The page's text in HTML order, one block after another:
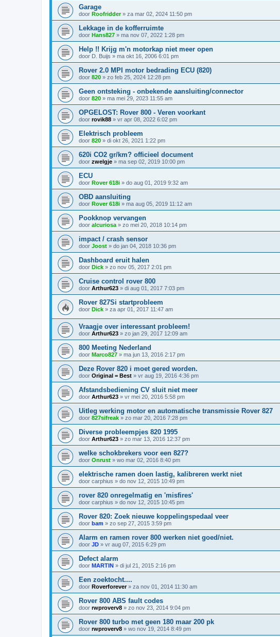
Garage
door Roofridder» za mar 02, 2024 11:50 pm
Lekkage in de kofferruimte
door Hans827 » ma nov 07, 2022 1:28 pm
Help !! Krijg m'n motorkap niet meer open
door D. Buijs » ma okt 16, 2006 6:01 pm
Rover 2.0 MPI motor bedrading ECU (820)
door 820 » zo feb 25, 2024 12:28 pm
Geen ontsteking - onbekende aansluiting/connector
door 820 » ma mei 29, 2023 11:55 am
OPGELOST: Rover 800 - Veren voorkant
door rovik88 » vr apr 08, 2022 6:02 pm
Elektrisch probleem
door 820 » di okt 26, 2021 1:22 pm
620i CO2 gr/km? officieel document
door zwelgje » ma sep 02, 2019 10:00 pm
ECU
door Rover 618i » do aug 01, 2019 9:32 am
OBD aansluiting
door Rover 618i » ma aug 05, 2019 11:12 am
Pookknop vervangen
door alcuriosa » zo mei 20, 2018 10:14 pm
impact / crash sensor
door Joost » do jan 04, 2018 10:36 pm
Dashboard eruit halen
door Dick » zo nov 05, 2017 2:01 pm
Cruise control rover 800
door Arthur623 » di aug 01, 2017 7:03 pm
Rover 827Si startprobleem
door Dick » za apr 01, 2017 11:47 am
Vraagje over interessant probleem!
door Arthur623 » zo jan 29, 2017 12:09 am
800 Meeting Nederland
door Marco827 » ma jun 13, 2016 2:17 pm
Deze Rover 820 i moet gered worden.
door Original = Best » vr aug 19, 2016 4:36 pm
Afstandsbediening CV sluit niet meer
door Arthur623 » vr mei 20, 2016 5:58 pm
Uitleg werking motor en automatische transmissie Rover 827
door 827sifreak » zo mar 20, 2016 7:28 pm
Diverse probleempjes 820 1995
door Arthur623 » zo mar 13, 2016 12:37 pm
welke schokbrekers voor een 827?
door Onrust » wo mar 02, 2016 8:40 pm
elektrische ramen doen lastig, kalibreren werkt niet
door carphius » do nov 12, 2015 10:49 pm
rover 820 onregelmatig en 'misfires'
door carphius » do nov 12, 2015 10:45 pm
Rover 820: Zoek nieuwe koppelingspedaal veer
door bam » zo sep 27, 2015 3:59 pm
Alarm en ramen rover 800 werken niet goed/niet.
door JD » vr aug 07, 2015 6:29 pm
Defect alarm
door MARTIN » di jul 21, 2015 2:16 pm
Een zoektocht....
door Roverforever» za nov 01, 2014 11:30 am
Rover 800 ABS fault codes
door rwproverv8 » zo nov 23, 2014 9:04 pm
Rover 800 turbo met geen 180 maar 200 pk
door rwproverv8 » wo nov 19, 2014 8:49 pm